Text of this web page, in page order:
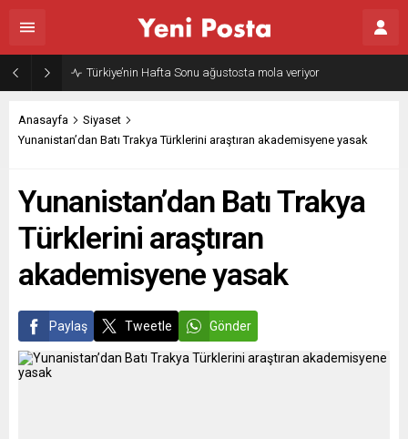
Türkiye’nin Hafta Sonu ağustosta mola veriyor
Anasayfa
Siyaset
Yunanistan’dan Batı Trakya Türklerini araştıran akademisyene yasak
Yunanistan’dan Batı Trakya
Türklerini araştıran
akademisyene yasak
Paylaş Tweetle Gönder